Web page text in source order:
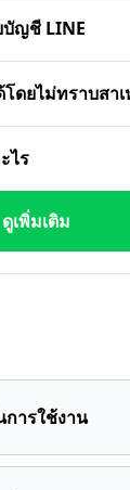
บัญชี LINE
ดยไม่ทราบสา
ไร
ดูเพิ่มเติม
ารใช้งาน